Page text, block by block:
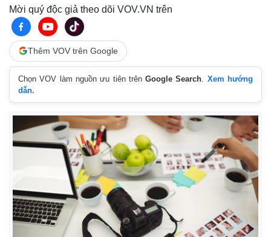
Mời quý độc giả theo dõi VOV.VN trên
Thêm VOV trên Google
Chọn VOV làm nguồn ưu tiên trênGoogle Search
Xem hướng
dẫn.